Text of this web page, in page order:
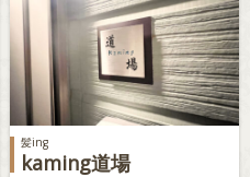
髪ing
kaming道場